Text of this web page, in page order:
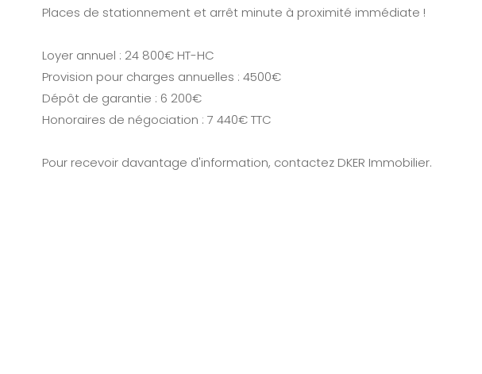
Places de stationnement et arrêt minute à proximité immédiate !
Loyer annuel : 24 800€ HT-HC
Provision pour charges annuelles : 4500€
Dépôt de garantie : 6 200€
Honoraires de négociation : 7 440€ TTC
Pour recevoir davantage d'information, contactez DKER Immobilier.